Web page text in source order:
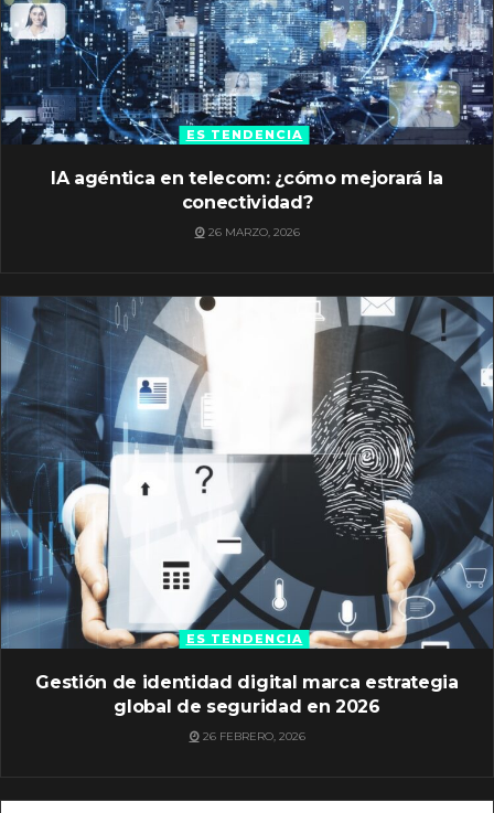
ES TENDENCIA
IA agéntica en telecom: ¿cómo mejorará la
conectividad?
26 MARZO, 2026
ES TENDENCIA
Gestión de identidad digital marca estrategia
global de seguridad en 2026
26 FEBRERO, 2026